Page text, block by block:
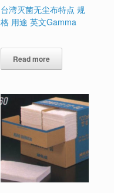
台湾灭菌无尘布特点 规
格 用途 英文Gamma
Read more